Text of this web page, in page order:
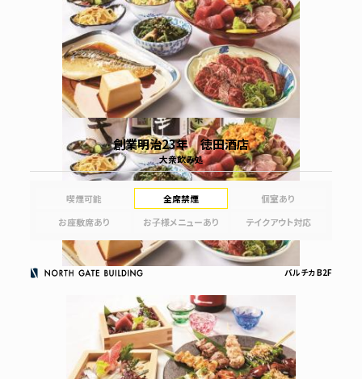
創業明治23年 徳田酒店
大衆飲み処
喫煙可能 全席禁煙
個室あり
お座敷席あり
お子様メニューあり テイクアウト対応
バルチカ B2F